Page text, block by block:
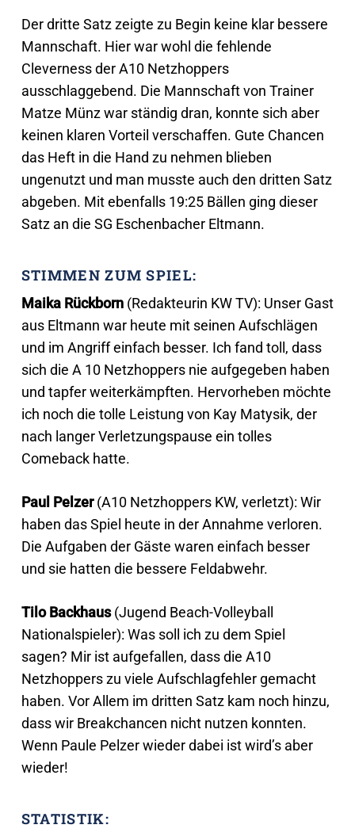
Der dritte Satz zeigte zu Begin keine klar bessere
Mannschaft. Hier war wohl die fehlende
Cleverness der A10 Netzhoppers
ausschlaggebend. Die Mannschaft von Trainer
Matze Münz war ständig dran, konnte sich aber
keinen klaren Vorteil verschaffen. Gute Chancen
das Heft in die Hand zu nehmen blieben
ungenutzt und man musste auch den dritten Satz
abgeben. Mit ebenfalls 19:25 Bällen ging dieser
Satz an die SG Eschenbacher Eltmann.
STIMMEN ZUM SPIEL:
Maika Rückborn(Redakteurin KW TV): Unser Gast
aus Eltmann war heute mit seinen Aufschlägen
und im Angriff einfach besser. Ich fand toll, dass
sich die A 10 Netzhoppers nie aufgegeben haben
und tapfer weiterkämpften. Hervorheben möchte
ich noch die tolle Leistung von Kay Matysik, der
nach langer Verletzungspause ein tolles
Comeback hatte.
Paul Pelzer(A10 Netzhoppers KW, verletzt): Wir
haben das Spiel heute in der Annahme verloren.
Die Aufgaben der Gäste waren einfach besser
und sie hatten die bessere Feldabwehr.
Tilo Backhaus(Jugend Beach-Volleyball
Nationalspieler): Was soll ich zu dem Spiel
sagen? Mir ist aufgefallen, dass die A10
Netzhoppers zu viele Aufschlagfehler gemacht
haben. Vor Allem im dritten Satz kam noch hinzu,
dass wir Breakchancen nicht nutzen konnten.
Wenn Paule Pelzer wieder dabei ist wird’s aber
wieder!
STATISTIK: